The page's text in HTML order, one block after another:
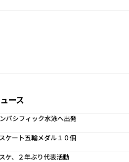
ース
パシフィック水泳へ出発
ケート五輪メダル１０個
ケ、２年ぶり代表活動